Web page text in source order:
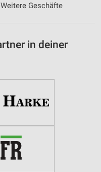
Weitere Geschäfte
in deiner